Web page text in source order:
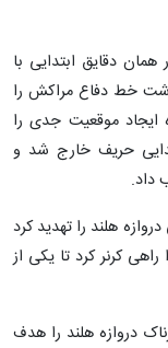
دقایق ابتدایی با
خط دفاع مراکش را
ایجاد موقعیت جدی را
حریف خارج شد و
داد.
دروازه هلند را تهدید کرد
کرنر کرد تا یکی از
دروازه هلند را هدف